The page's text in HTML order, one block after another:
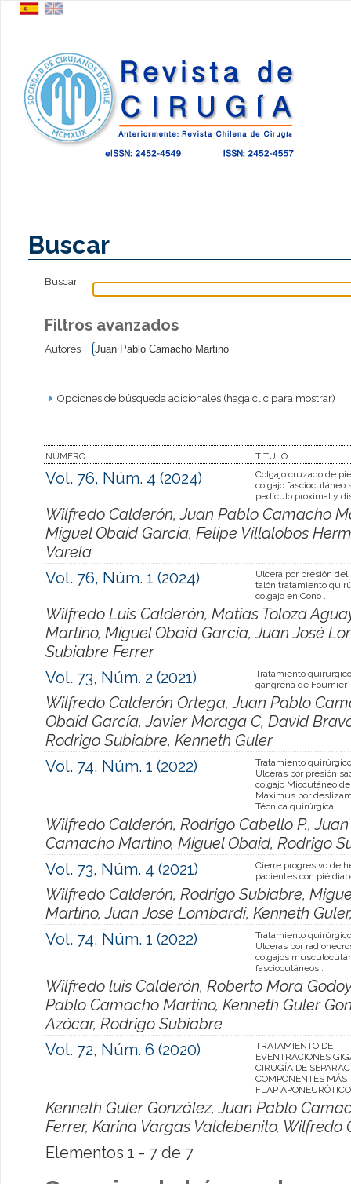
Buscar
Buscar
Filtros avanzados
Autores
Opciones de búsqueda adicionales (haga clic para mostrar)
NÚMERO TÍTULO
Vol. 76, Núm. 4 (2024)
Colgajo cruzado de
colgajo fasciocutáneo
pedículo proximal y
Wilfredo Calderón, Juan Pablo Camacho
Miguel Obaid Garcia, Felipe Villalobos
Varela
Vol. 76, Núm. 1 (2024)
Ulcera por presión del
talón:tratamiento
colgajo en Cono .
Wilfredo Luis Calderón, Matías Toloza
Martino, Miguel Obaid Garcia, Juan José
Subiabre Ferrer
Vol. 73, Núm. 2 (2021)
Tratamiento
gangrena de Fournier
Wilfredo Calderón Ortega, Juan Pablo
Obaíd García, Javier Moraga C, David
Rodrigo Subiabre, Kenneth Guler
Vol. 74, Núm. 1 (2022)
Tratamiento
Ulceras por presión
colgajo Miocutáneo
Maximus por
Técnica quirúrgica.
Wilfredo Calderón, Rodrigo Cabello P.,
Camacho Martino, Miguel Obaid, Rodrigo
Vol. 73, Núm. 4 (2021)
Cierre progresivo de
pacientes con pié
Wilfredo Calderón, Rodrigo Subiabre,
Martino, Juan José Lombardi, Kenneth
Vol. 74, Núm. 1 (2022)
Tratamiento
Ulceras por
colgajos
fasciocutáneos .
Wilfredo luis Calderón, Roberto Mora
Pablo Camacho Martino, Kenneth Guler
Azócar, Rodrigo Subiabre
Vol. 72, Núm. 6 (2020)
TRATAMIENTO DE
EVENTRACIONES
CIRUGÍA DE
COMPONENTES MÁS
FLAP
Kenneth Guler González, Juan Pablo
Ferrer, Karina Vargas Valdebenito, Wilfredo
Elementos 1 - 7 de 7